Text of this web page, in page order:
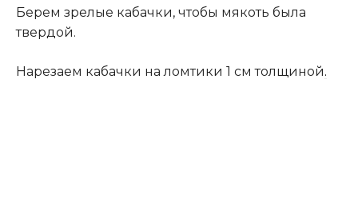
Берем зрелые кабачки, чтобы мякоть была
твердой.
Нарезаем кабачки на ломтики 1 см толщиной.